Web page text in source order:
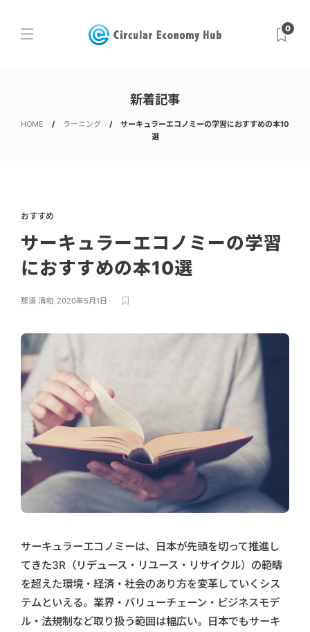
0
新着記事
HOME ラーニング
サーキュラーエコノミーの学習におすすめの本10
選
おすすめ
サーキュラーエコノミーの学習
におすすめの本10選
那須 清和, 2020年5月1日
サーキュラーエコノミーは、日本が先頭を切って推進し
てきた3R（リデュース・リユース・リサイクル）の範疇
を超えた環境・経済・社会のあり方を変革していくシス
テムといえる。業界・バリューチェーン・ビジネスモデ
ル・法規制など取り扱う範囲は幅広い。日本でもサーキ